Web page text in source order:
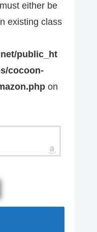
either be
existing class
public_ht
cocoon-
on